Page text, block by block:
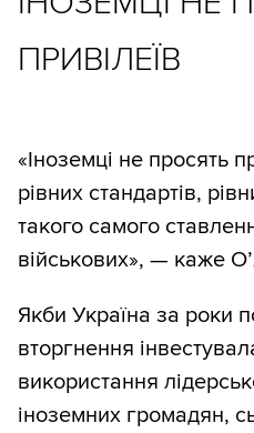
ПРИВІЛЕЇВ
«Іноземці не просять
рівних стандартів,
такого самого
військових», — каже
Якби Україна за роки
вторгнення
використання
іноземних громадян,